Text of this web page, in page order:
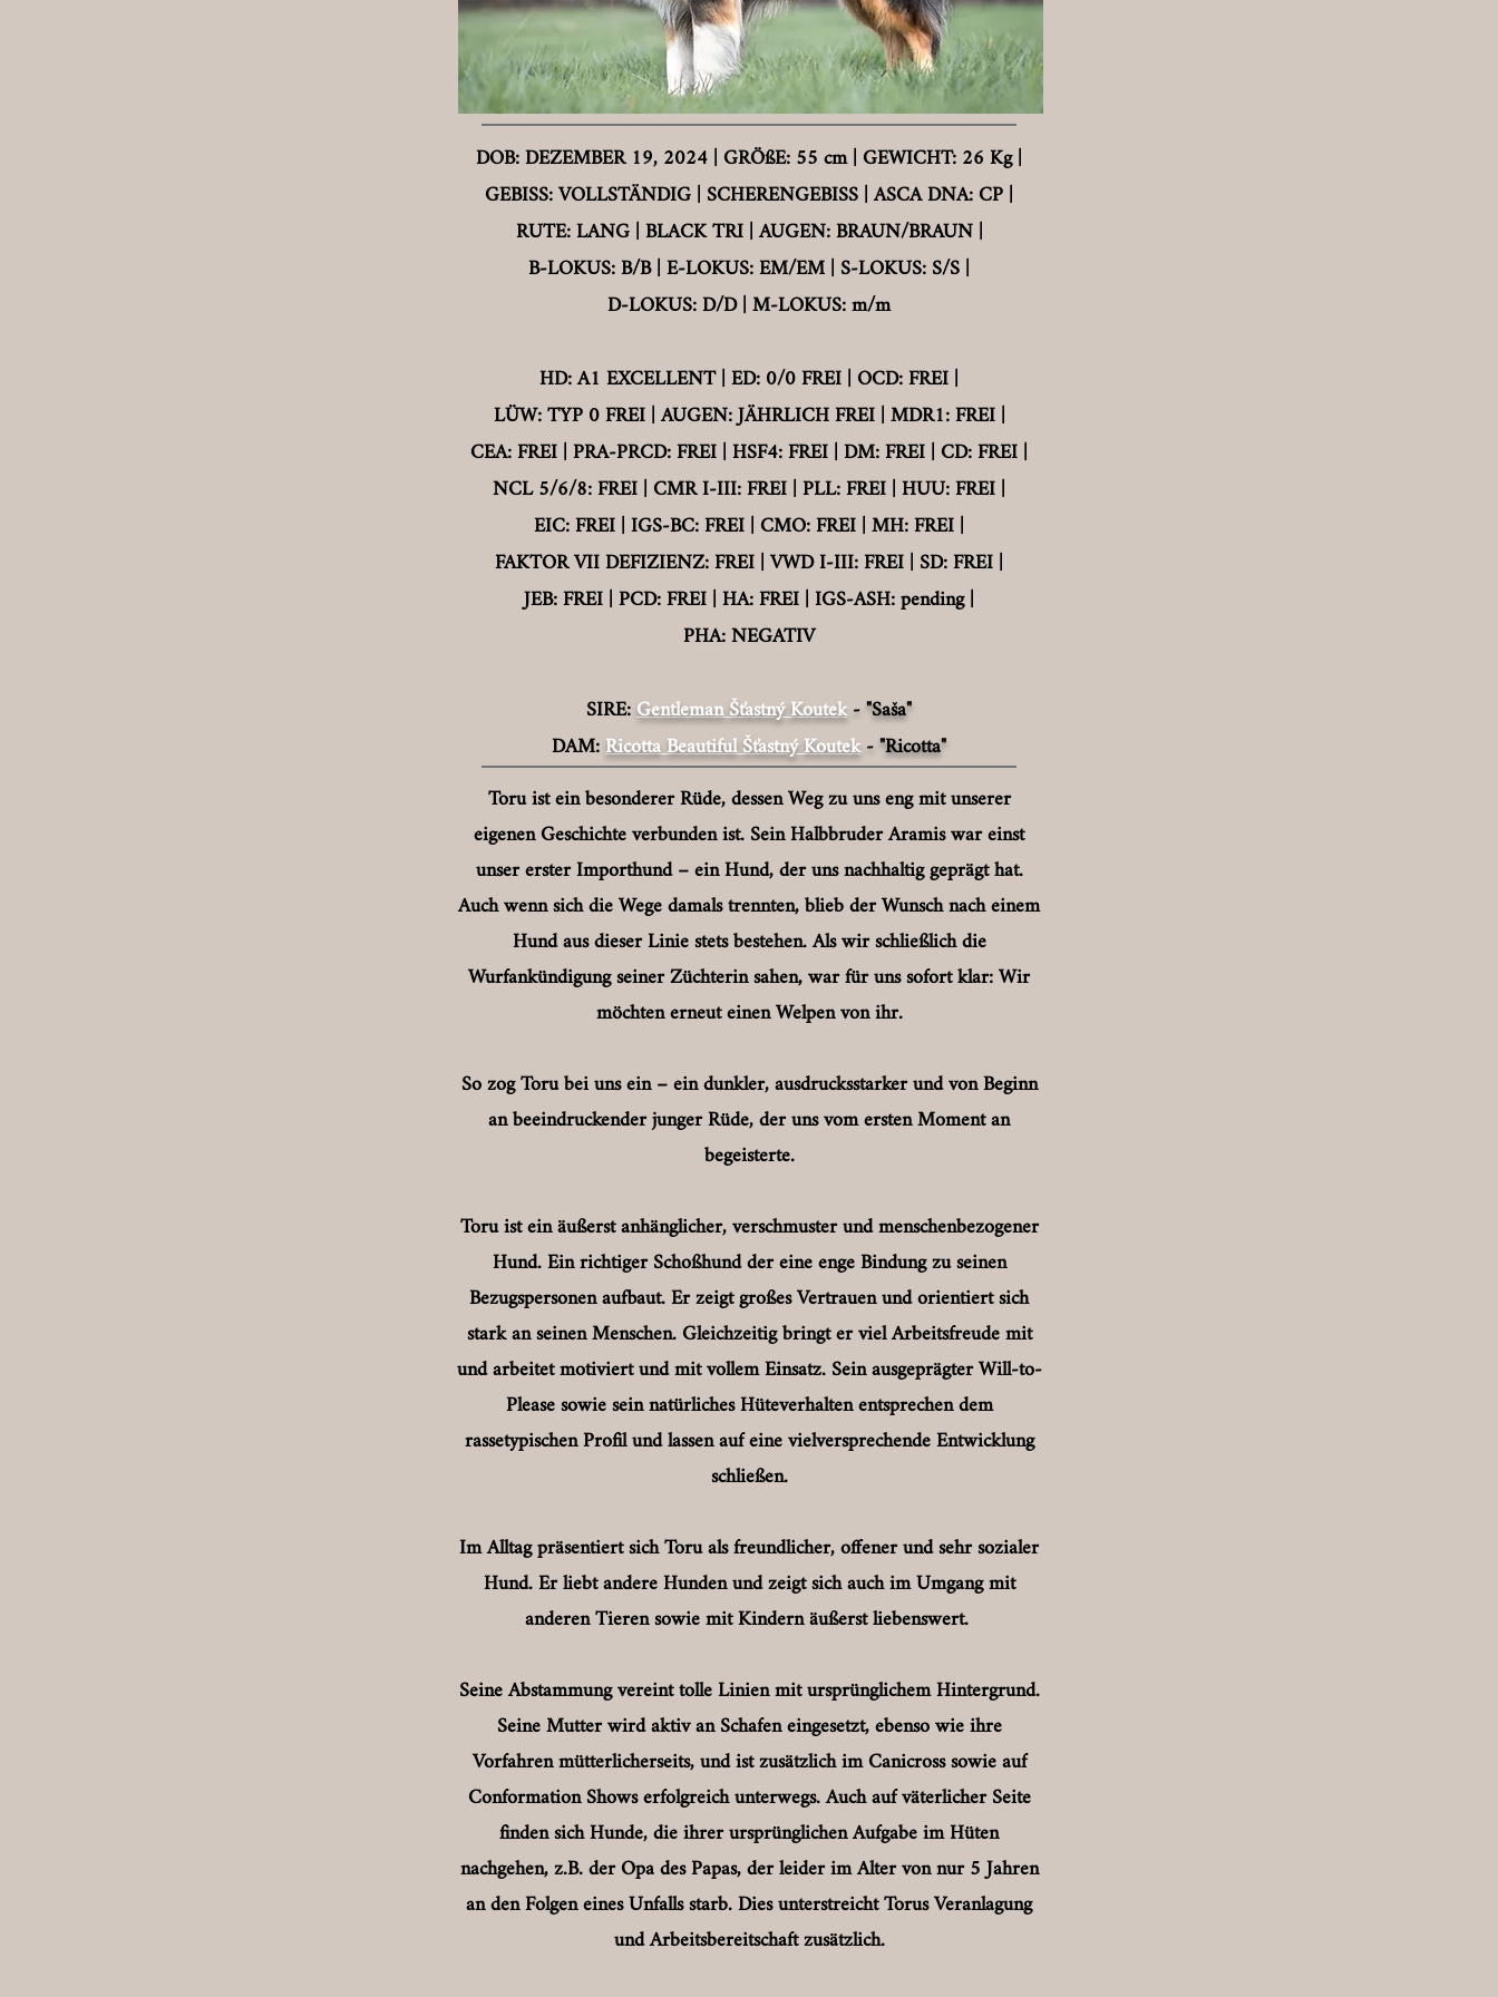
DOB: DEZEMBER 19, 2024 | GRÖßE: 55 cm |GEWICHT: 26 Kg |
GEBISS: VOLLSTÄNDIG| SCHERENGEBISS | ASCA DNA: CP |
RUTE: LANG | BLACK TRI |AUGEN: BRAUN/BRAUN |
B-LOKUS: B/B |E-LOKUS: EM/EM | S-LOKUS: S/S |
D-LOKUS: D/D |M-LOKUS: m/m
HD: A1 EXCELLENT | ED: 0/0 FREI | OCD: FREI |
LÜW: TYP 0 FREI |AUGEN: JÄHRLICH FREI| MDR1: FREI |
CEA: FREI |PRA-PRCD: FREI | HSF4: FREI |DM: FREI | CD: FREI |
NCL 5/6/8: FREI | CMR I-III: FREI | PLL: FREI |HUU: FREI |
EIC: FREI | IGS-BC: FREI | CMO: FREI | MH: FREI |
FAKTOR VII DEFIZIENZ: FREI |VWD I-III: FREI |SD: FREI |
JEB: FREI | PCD: FREI | HA: FREI | IGS-ASH: pending |
PHA: NEGATIV
SIRE:Gentleman Šťastný Koutek- "Saša"
DAM:Ricotta Beautiful Šťastný Koutek- "Ricotta"
Toru ist ein besonderer Rüde, dessen Weg zu uns eng mit unserer
eigenen Geschichte verbunden ist. Sein Halbbruder Aramis war einst
unser erster Importhund – ein Hund, der uns nachhaltig geprägt hat.
Auch wenn sich die Wege damals trennten, blieb der Wunsch nach einem
Hund aus dieser Linie stets bestehen. Als wir schließlich die
Wurfankündigung seiner Züchterin sahen, war für uns sofort klar: Wir
möchten erneut einen Welpen von ihr.
So zog Toru bei uns ein – ein dunkler, ausdrucksstarker und von Beginn
an beeindruckender junger Rüde, der uns vom ersten Moment an
begeisterte.
Toru ist ein äußerst anhänglicher, verschmuster und menschenbezogener
Hund. Ein richtiger Schoßhund der eine enge Bindung zu seinen
Bezugspersonen aufbaut. Er zeigt großes Vertrauen und orientiert sich
stark an seinen Menschen. Gleichzeitig bringt er viel Arbeitsfreude mit
und arbeitet motiviert und mit vollem Einsatz. Sein ausgeprägter Will-to-
Please sowie sein natürliches Hüteverhalten entsprechen dem
rassetypischen Profil und lassen auf eine vielversprechende Entwicklung
schließen.
Im Alltag präsentiert sich Toru als freundlicher, offener und sehr sozialer
Hund. Er liebt andere Hunden und zeigt sich auch im Umgang mit
anderen Tieren sowie mit Kindern äußerst liebenswert.
Seine Abstammung vereint tolle Linien mit ursprünglichem Hintergrund.
Seine Mutter wird aktiv an Schafen eingesetzt, ebenso wie ihre
Vorfahren mütterlicherseits, und ist zusätzlich im Canicross sowie auf
Conformation Shows erfolgreich unterwegs. Auch auf väterlicher Seite
finden sich Hunde, die ihrer ursprünglichen Aufgabe im Hüten
nachgehen,z.B. der Opa des Papas, der leider im Alter von nur 5 Jahren
an den Folgen eines Unfalls starb.Dies unterstreicht Torus Veranlagung
und Arbeitsbereitschaft zusätzlich.